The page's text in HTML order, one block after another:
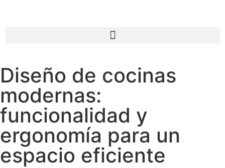
Diseño de cocinas
modernas:
funcionalidad y
ergonomía para un
espacio eficiente